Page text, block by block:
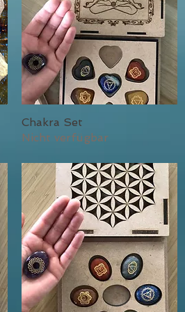
Schnellansicht
Chakra Set
Nicht verfügbar